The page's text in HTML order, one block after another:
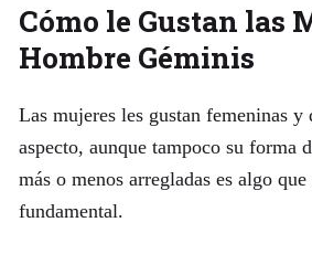
Cómo le Gustan las
Hombre Géminis
Las mujeres les gustan femeninas y
aspecto, aunque tampoco su forma
más o menos arregladas es algo
fundamental.